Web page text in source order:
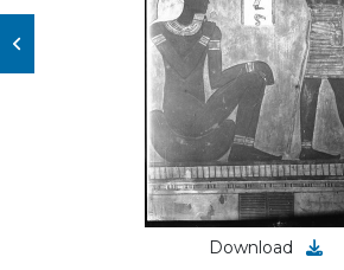
Download